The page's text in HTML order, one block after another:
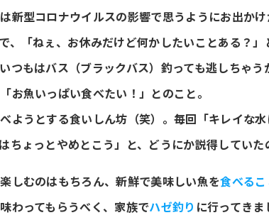
新型コロナウイルスの影響で思うようにお出か
、「ねぇ、お休みだけど何かしたいことある？
つもはバス（ブラックバス）釣っても逃しちゃ
お魚いっぱい食べたい！」とのこと。
ようとする食いしん坊（笑）。毎回「キレイな
ちょっとやめとこう」と、どうにか説得していた
しむのはもちろん、新鮮で美味しい魚を食べるこ
わってもらうべく、家族でハゼ釣り に行ってきま